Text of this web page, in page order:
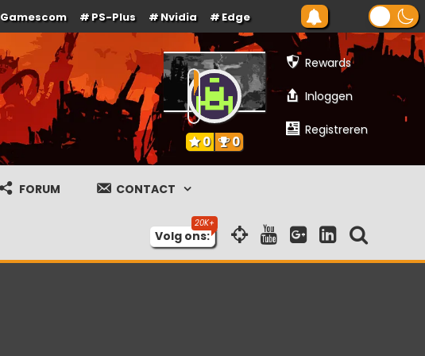
Gamescom PS-Plus Nvidia Edge
Rewards
Inloggen
Registreren
0 0
FORUM CONTACT
Volg ons: